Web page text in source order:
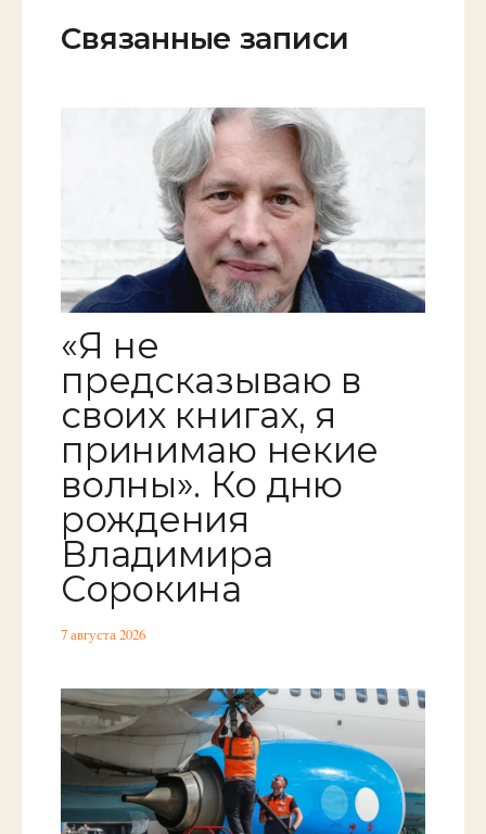
Связанные записи
«Я не
предсказываю в
своих книгах, я
принимаю некие
волны». Ко дню
рождения
Владимира
Сорокина
7 августа 2026